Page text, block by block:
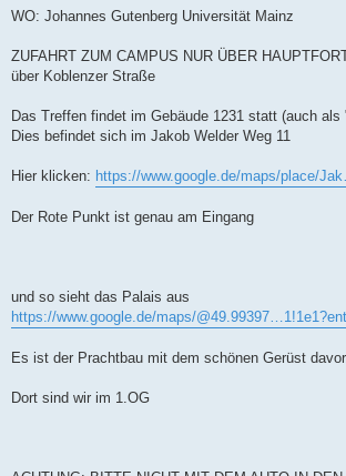
WO: Johannes Gutenberg Universität Mainz
ZUFAHRT ZUM CAMPUS NUR ÜBER
über Koblenzer Straße
Das Treffen findet im Gebäude 1231 statt (auch
Dies befindet sich im Jakob Welder Weg 11
Hier klicken: https://www.google.de/maps/place/
Der Rote Punkt ist genau am Eingang
und so sieht das Palais aus
https://www.google.de/maps/
Es ist der Prachtbau mit dem schönen Gerüst
Dort sind wir im 1.OG